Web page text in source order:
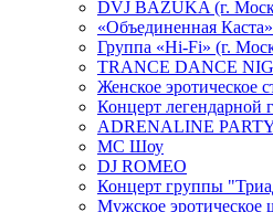
DVJ BAZUKA (г.
«Объединенная
Группа «Hi-Fi» (г.
TRANCE DANCE
Женское эротическое
Концерт легендарной
ADRENALINE
MC Шоу
DJ ROMEO
Концерт группы
Мужское эротическое